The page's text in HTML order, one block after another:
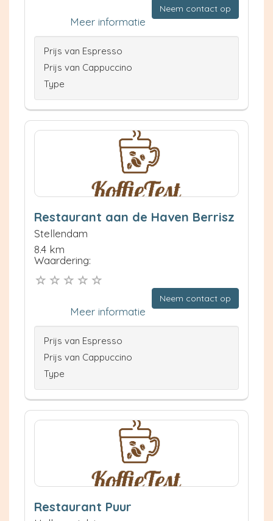
Neem contact op
Meer informatie
Prijs van Espresso
Prijs van Cappuccino
Type
Restaurant aan de Haven Berrisz
Stellendam
8.4 km
Waardering:
Neem contact op
Meer informatie
Prijs van Espresso
Prijs van Cappuccino
Type
Restaurant Puur